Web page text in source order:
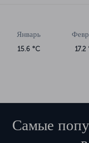
Январь
15.6 °C 17.2
Самые